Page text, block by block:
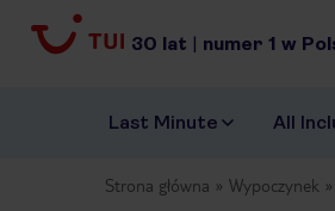
30 lat | numer 1 w
Last Minute All
Strona główna Wypoczynek